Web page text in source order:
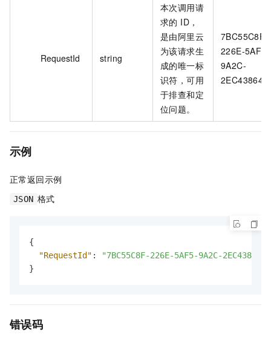
RequestId string
本次调用请
求的 ID，
是由阿里云
为该请求生
成的唯一标
识符，可用
于排查和定
位问题。
7BC55C8F-
226E-5AF5-
9A2C-
示例
正常返回示例
JSON 格式
{
"RequestId" :
"7BC55C8F-226E-5AF5-9A2C-
}
错误码